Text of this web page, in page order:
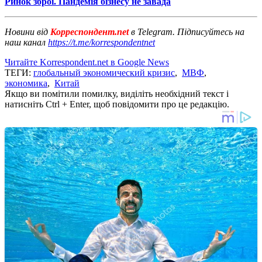
Новини від Корреспондент.netв Telegram. Підписуйтесь на
наш канал https://t.me/korrespondentnet
Читайте Korrespondent.net в Google News
ТЕГИ: глобальный экономический кризис, МВФ,
экономика, Китай
Якщо ви помітили помилку, виділіть необхідний текст і
натисніть Ctrl + Enter, щоб повідомити про це редакцію.